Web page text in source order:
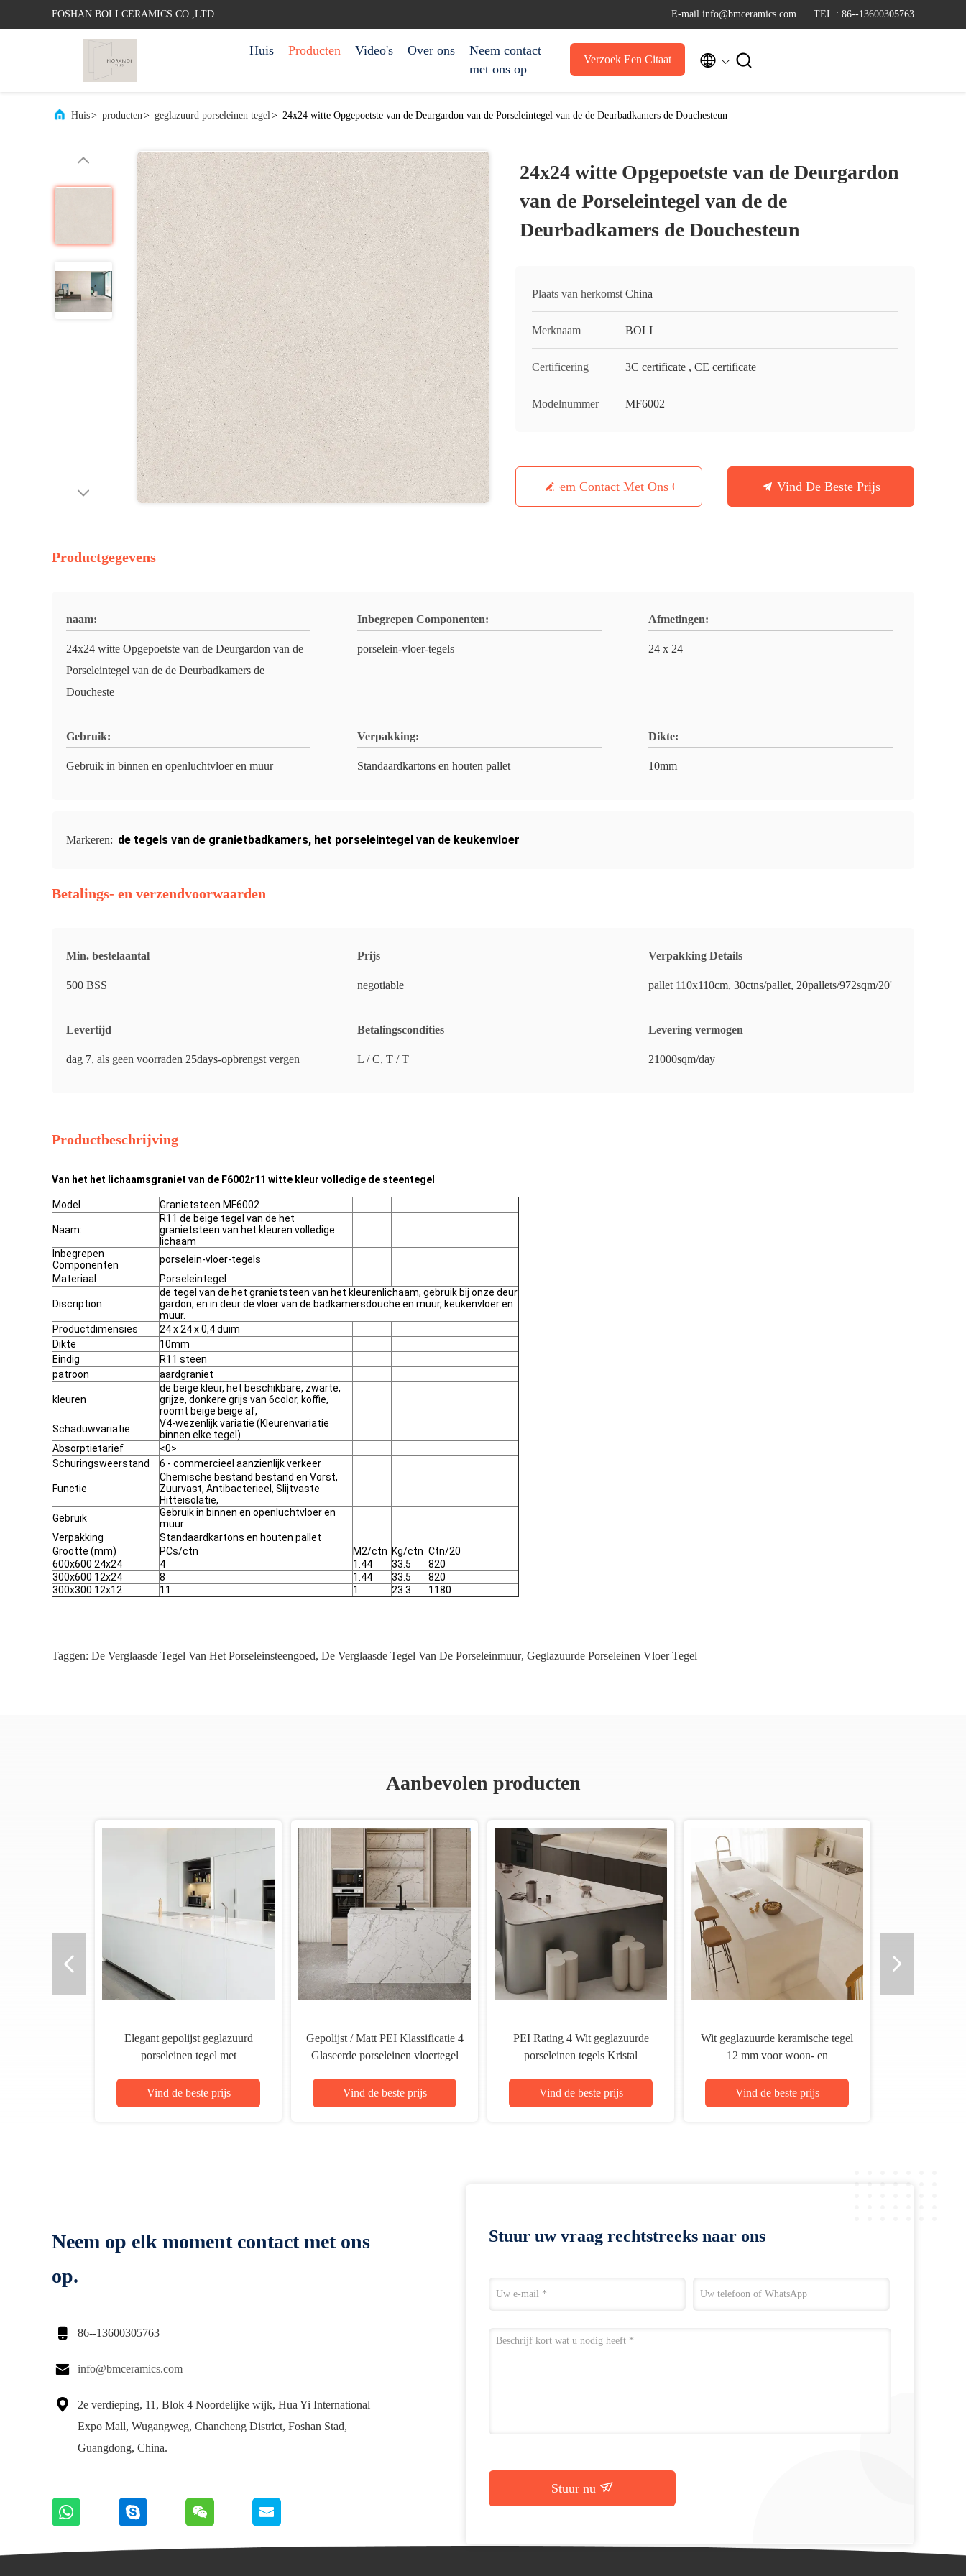
FOSHAN BOLI CERAMICS CO.,LTD. E-mail info@bmceramics.com TEL.: 86--13600305763
Huis Producten Video's Over ons
Neem contact
met ons op
Verzoek Een Citaat  
Huis> producten> geglazuurd porseleinen tegel> 24x24 witte Opgepoetste van de Deurgardon van de Porseleintegel van de de Deurbadkamers de Douchesteun
24x24 witte Opgepoetste van de Deurgardon
van de Porseleintegel van de de
Deurbadkamers de Douchesteun
Plaats van herkomst China
Merknaam BOLI
Certificering 3C certificate , CE certificate
Modelnummer MF6002
Neem Contact Met Ons Op Vind De Beste Prijs
Productgegevens
naam:
24x24 witte Opgepoetste van de Deurgardon van de
Porseleintegel van de de Deurbadkamers de
Doucheste
Inbegrepen Componenten:
porselein-vloer-tegels
Afmetingen:
24 x 24
Gebruik:
Gebruik in binnen en openluchtvloer en muur
Verpakking:
Standaardkartons en houten pallet
Dikte:
10mm
Markeren: de tegels van de granietbadkamers, het porseleintegel van de keukenvloer
Betalings- en verzendvoorwaarden
Min. bestelaantal
500 BSS
Prijs
negotiable
Verpakking Details
pallet 110x110cm, 30ctns/pallet, 20pallets/972sqm/20'
Levertijd
dag 7, als geen voorraden 25days-opbrengst vergen
Betalingscondities
L / C, T / T
Levering vermogen
21000sqm/day
Productbeschrijving
Van het het lichaamsgraniet van de F6002r11 witte kleur volledige de steentegel
Model Granietsteen MF6002
Naam:
R11 de beige tegel van de het
granietsteen van het kleuren volledige
lichaam
Inbegrepen
Componenten
porselein-vloer-tegels
Materiaal
Porseleintegel
Discription
de tegel van de het granietsteen van het kleurenlichaam, gebruik bij onze deur
gardon, en in deur de vloer van de badkamersdouche en muur, keukenvloer en
muur.
Productdimensies
24 x 24 x 0,4 duim
Dikte
10mm
Eindig
R11 steen
patroon
aardgraniet
kleuren
de beige kleur, het beschikbare, zwarte,
grijze, donkere grijs van 6color, koffie,
roomt beige beige af,
Schaduwvariatie
V4-wezenlijk variatie (Kleurenvariatie
binnen elke tegel)
Absorptietarief
<0>
Schuringsweerstand
6 - commercieel aanzienlijk verkeer
Functie
Chemische bestand bestand en Vorst,
Zuurvast, Antibacterieel, Slijtvaste
Hitteisolatie,
Gebruik
Gebruik in binnen en openluchtvloer en
muur
Verpakking
Standaardkartons en houten pallet
Grootte (mm)
PCs/ctn M2/ctn Kg/ctn Ctn/20
600x600 24x24
4 1.44 33.5
820
300x600 12x24
8 1.44 33.5
820
300x300 12x12
11 1 23.3 1180
Taggen: De Verglaasde Tegel Van Het Porseleinsteengoed, De Verglaasde Tegel Van De Porseleinmuur, Geglazuurde Porseleinen Vloer Tegel
Aanbevolen producten
Elegant gepolijst geglazuurd
porseleinen tegel met
Water Absorptie 0,05%
Vind de beste prijs
Gepolijst / Matt PEI Klassificatie 4
Glaseerde porseleinen vloertegel
wateropname
Vind de beste prijs
PEI Rating 4 Wit geglazuurde
porseleinen tegels Kristal
12mm
Vind de beste prijs
Wit geglazuurde keramische tegel
12 mm voor woon- en
Vind de beste prijs
Neem op elk moment contact met ons
op.
 86--13600305763
 info@bmceramics.com

2e verdieping, 11, Blok 4 Noordelijke wijk, Hua Yi International
Expo Mall, Wugangweg, Chancheng District, Foshan Stad,
Guangdong, China.
Stuur uw vraag rechtstreeks naar ons
Stuur nu